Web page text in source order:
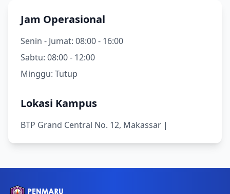
Jam Operasional
Senin - Jumat: 08:00 - 16:00
Sabtu: 08:00 - 12:00
Minggu: Tutup
Lokasi Kampus
BTP Grand Central No. 12, Makassar |